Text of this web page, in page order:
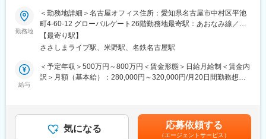
◎次世代スマート治療の確立を目指す、循環器・非循環器分野の
カテーテル治療向け製品で国内トップクラスシェアを誇る優良メ
ーカー
■業務内容
《海外法務》
・海外（中東、アフリカ、アジア太平洋、EU、CIS地域）に関
・コンプライアンス運用業務
コンプライアンス関連規程の運用改善業務、海外ホットライ
勤務地
＜勤務地詳細＞名古屋オフィス住所：愛知県名古屋市中村区平池
町4-60-12 グローバルゲート26階勤務地最寄駅：あおなみ線／さ
さしまライブ駅受動喫煙対策：敷地内全面禁煙変更の範囲：会社
の定める事業所（リモートワーク含む）
【最寄り駅】
ささしまライブ駅、米野駅、名鉄名古屋駅
給与
＜予定年収＞500万円～800万円＜賃金形態＞日給月給制＜賃金内
訳＞月額（基本給）：280,000円～320,000円/月20日間勤務想定
含む賃金はあくまでも目安の金額であり、選考を通じて上下する
可能性があります。月給(月額)は固定手当を含めた表記です。
気になる 応募依頼する
（エージェントサービス）